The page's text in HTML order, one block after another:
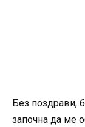
Без поздрави,
започна да ме